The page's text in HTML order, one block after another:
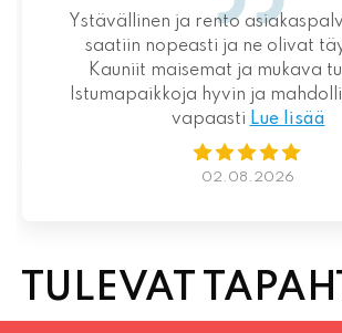
saatiin nopeasti ja ne olivat
Kauniit maisemat ja mukava
Istumapaikkoja hyvin ja
vapaasti Lue lisää
02.08.2026
TULEVAT